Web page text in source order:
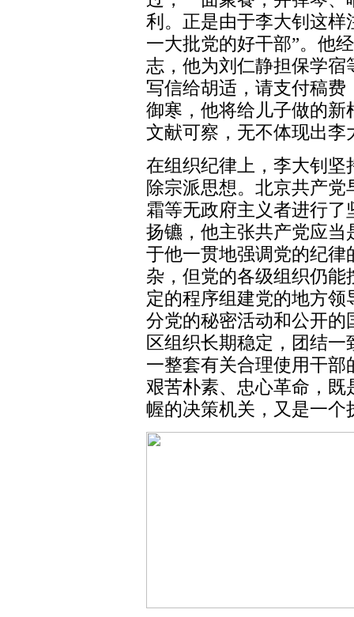
利。正是由于李大钊这
一大批党的好干部”。他
志，他为刘仁静担保学
写信给胡适，请支付稿
御寒，他将给儿子做的
文献可察，无不体现出
在组织纪律上，李大钊
除宗派思想。北京共产
霜等无政府主义者进行
扬镳，他主张共产党应当
于他一贯地强调党的纪
杂，但党的各级组织仍
定的程序组建党的地方
分党的秘密活动和公开
区组织长期稳定，团结
一整套有关合理使用干
艰苦朴素、忠心革命，
幄的决策机关，又是一